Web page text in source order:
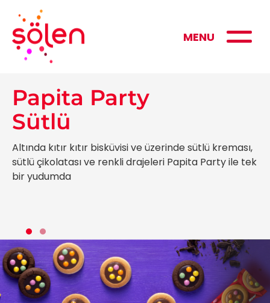
MENU
Papita Party
Sütlü
Altında kıtır kıtır bisküvisi ve üzerinde sütlü kreması,
sütlü çikolatası ve renkli drajeleri Papita Party ile tek
bir yudumda